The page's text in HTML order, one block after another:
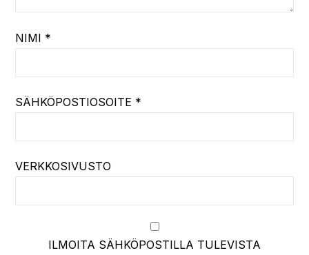
NIMI *
SÄHKÖPOSTIOSOITE *
VERKKOSIVUSTO
ILMOITA SÄHKÖPOSTILLA TULEVISTA